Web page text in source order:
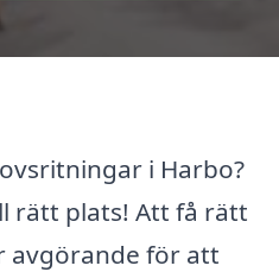
i Harbo?
rätt plats! Att få rätt
avgörande för att